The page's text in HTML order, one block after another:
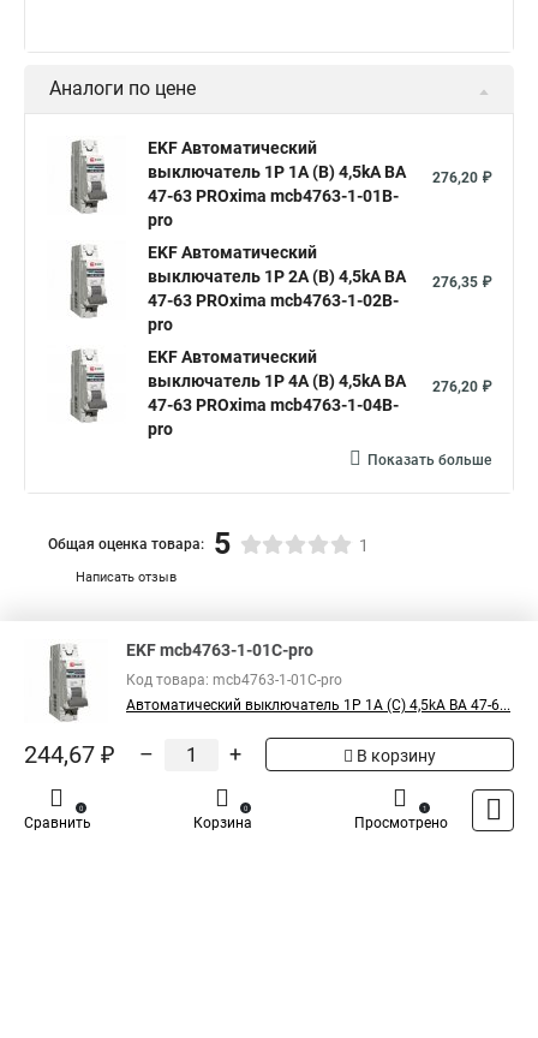
Аналоги по цене
EKF Автоматический
выключатель 1P 1А (В) 4,5kA ВА
47-63 PROxima mcb4763-1-01B-
pro
276,20 ₽
EKF Автоматический
выключатель 1P 2А (В) 4,5kA ВА
47-63 PROxima mcb4763-1-02B-
pro
276,35 ₽
EKF Автоматический
выключатель 1P 4А (В) 4,5kA ВА
47-63 PROxima mcb4763-1-04B-
pro
276,20 ₽
Показать больше
Написать отзыв
Общая оценка товара: 5 1
EKF mcb4763-1-01C-pro
Код товара: mcb4763-1-01C-pro
Автоматический выключатель 1P 1А (C) 4,5kA ВА 47-6...
244,67 ₽ – + В корзину
Сравнить
0
Корзина
0
Просмотрено
1